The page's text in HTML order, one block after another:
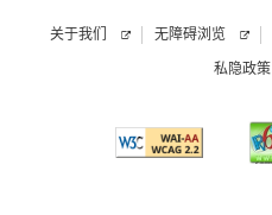
关于我们 无障碍浏览
私隐政策